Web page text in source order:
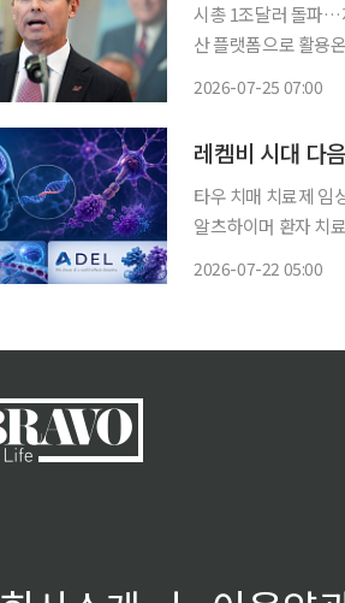
시총 1조달러 돌파…
산 플랫폼으로 활용
2026-07-25 07:00
레켐비 시대 다
타우 치매 치료제 임
알츠하이머 환자 치료제 개발 가능성 지금까지는
2026-07-22 05:00